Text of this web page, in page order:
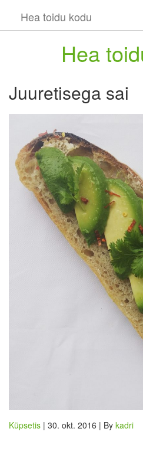
Hea
Hea toidu kodu
Juuretisega sai
Küpsetis | 30. okt. 2016 | By kadri